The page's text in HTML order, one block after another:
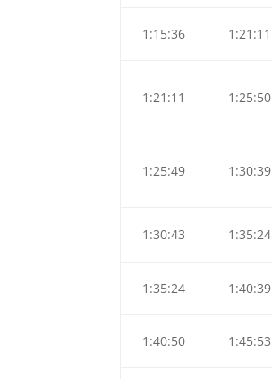
1:15:36 1:21:11
1:21:11 1:25:50
1:25:49 1:30:39
1:30:43 1:35:24
1:35:24 1:40:39
1:40:50 1:45:53